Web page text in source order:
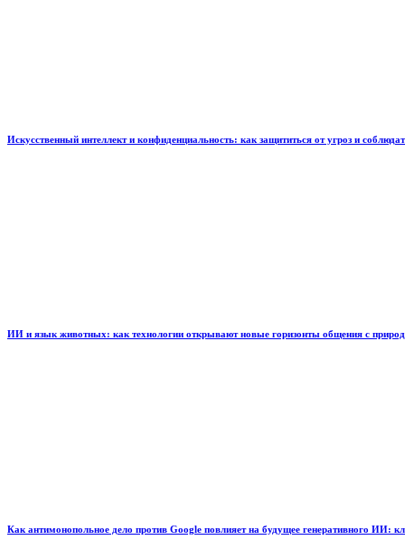
Искусственный интеллект и конфиденциальность: как защититься от угроз и
ИИ и язык животных: как технологии открывают новые горизонты общения с
Как антимонопольное дело против Google повлияет на будущее генеративного ИИ: